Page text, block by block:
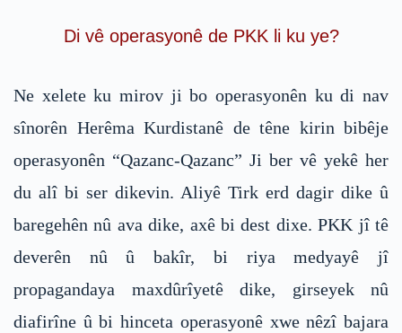
Di vê operasyonê de PKK li ku ye?
Ne xelete ku mirov ji bo operasyonên ku di nav
sînorên Herêma Kurdistanê de têne kirin bibêje
operasyonên “Qazanc-Qazanc” Ji ber vê yekê her
du alî bi ser dikevin. Aliyê Tirk erd dagir dike û
baregehên nû ava dike, axê bi dest dixe. PKK jî tê
deverên nû û bakîr, bi riya medyayê jî
propagandaya maxdûrîyetê dike, girseyek nû
diafirîne û bi hinceta operasyonê xwe nêzî bajara